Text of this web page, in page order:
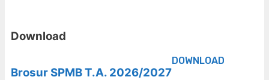
Download
Brosur SPMB T.A. 2026/2027
DOWNLOAD